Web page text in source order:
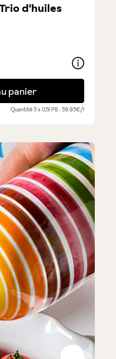
d'huiles
d'olives
panier
Quantité3 x 0,5lPB : 39,93€/l